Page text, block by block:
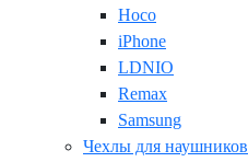
Hoco
iPhone
LDNIO
Remax
Samsung
Чехлы для наушников